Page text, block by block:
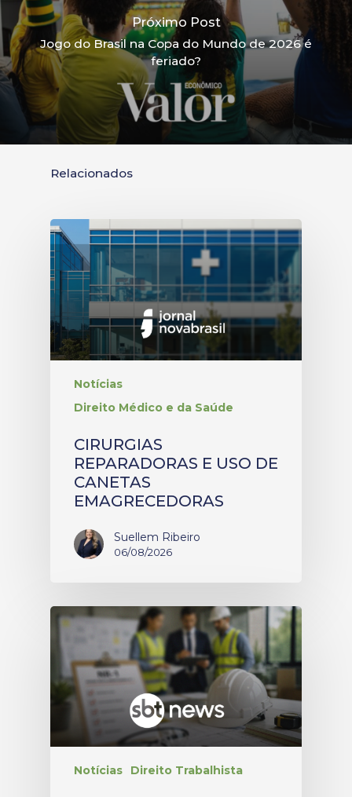
Próximo Post
Jogo do Brasil na Copa do Mundo de 2026 é
feriado?
Relacionados
Notícias
Direito Médico e da Saúde
CIRURGIAS
REPARADORAS E USO DE
CANETAS
EMAGRECEDORAS
Suellem Ribeiro
06/08/2026
Notícias Direito Trabalhista